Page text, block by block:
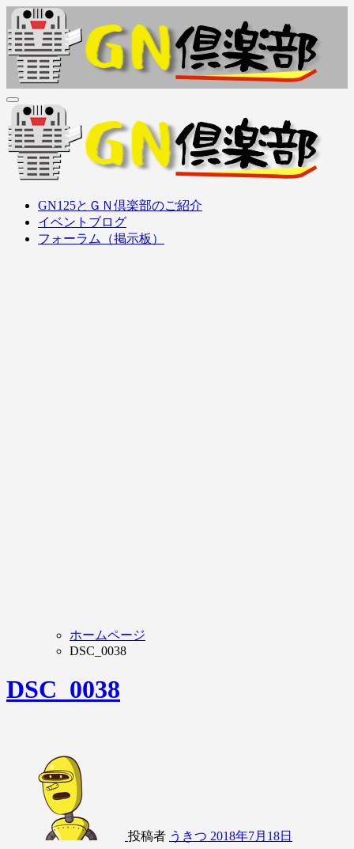
内
容
を
ス
ッ
プ
ＧＮ倶楽部
GN125Family (GN125, GS125, GZ125, EN125, etc..) オーナーズ
クラブ
ＧＮ倶楽部
GN125Family (GN125, GS125, GZ125, EN125, etc..) オーナーズ
クラブ
GN125とＧＮ倶楽部のご紹介
イベントブログ
フォーラム（掲示板）
ホームページ
DSC_0038
DSC_0038
投稿者 うきつ 2018年7月18日